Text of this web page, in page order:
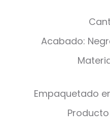
Acabado:
Empaquetado